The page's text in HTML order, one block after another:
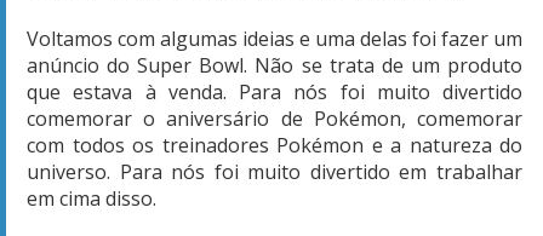
Voltamos com algumas ideias e uma delas foi fazer um
anúncio do Super Bowl. Não se trata de um produto
que estava à venda. Para nós foi muito divertido
comemorar o aniversário de Pokémon, comemorar
com todos os treinadores Pokémon e a natureza do
universo. Para nós foi muito divertido em trabalhar
em cima disso.